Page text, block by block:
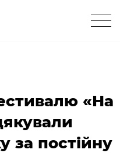
«На
за постійну